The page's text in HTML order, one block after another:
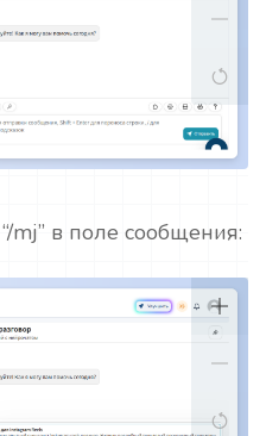
mj” в поле сообщения: